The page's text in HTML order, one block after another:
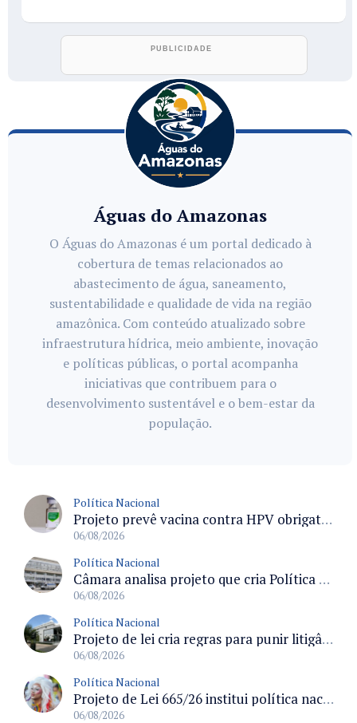
Águas do Amazonas
O Águas do Amazonas é um portal dedicado à
cobertura de temas relacionados ao
abastecimento de água, saneamento,
sustentabilidade e qualidade de vida na região
amazônica. Com conteúdo atualizado sobre
infraestrutura hídrica, meio ambiente, inovação
e políticas públicas, o portal acompanha
iniciativas que contribuem para o
desenvolvimento sustentável e o bem-estar da
população.
Política Nacional
Projeto prevê vacina contra HPV obrigatória e testes moleculares para rastreamento do câncer do colo do útero
06/08/2026
Política Nacional
Câmara analisa projeto que cria Política Nacional de Qualificação e Valorização da Preceptoria na Residência Médica
06/08/2026
Política Nacional
Projeto de lei cria regras para punir litigância abusiva reversa e integrar sistemas do Judiciário
06/08/2026
Política Nacional
Projeto de Lei 665/26 institui política nacional para prevenção ao transfeminicídio e prevê medidas de proteção e reparação
06/08/2026